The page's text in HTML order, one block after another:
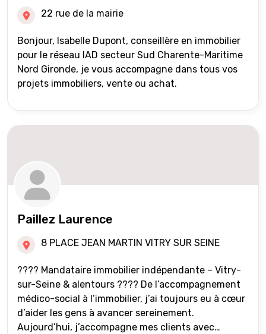
22 rue de la mairie
Bonjour, Isabelle Dupont, conseillère en immobilier
pour le réseau IAD secteur Sud Charente-Maritime
Nord Gironde, je vous accompagne dans tous vos
projets immobiliers, vente ou achat.
Paillez Laurence
8 PLACE JEAN MARTIN VITRY SUR SEINE
???? Mandataire immobilier indépendante – Vitry-
sur-Seine & alentours ???? De l’accompagnement
médico-social à l’immobilier, j’ai toujours eu à cœur
d’aider les gens à avancer sereinement.
Aujourd’hui, j’accompagne mes clients avec